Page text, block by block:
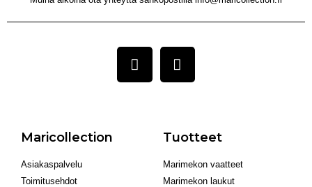
Maricollection
Asiakaspalvelu
Toimitusehdot
Tuotteet
Marimekon vaatteet
Marimekon laukut